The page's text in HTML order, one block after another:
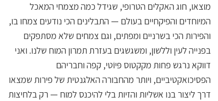
מוצאו, חוג האקלים הטרופי, שגידל כמה מצמחי המאכל
המיוחדים והפיקחיים בעולם — התבלינים הכי נודעים צמחו בו,
והפירות הכי בשרניים ומפתים, וגם צמחים שלא מסתפקים
בפנייה לעין וללשון, ומשגשגים בעזרת תמרון המוח שלנו. ואני
דווקא נרגש פחות מקקטוס פּיוֹטי, קפה וחבריהם
הפסיכואקטיביים, ויותר מהחבורה האלגנטית של פירות שמצאו
דרך ליצור בנו אשליות והזיות בלי להיכנס למוח — רק בלחיצות